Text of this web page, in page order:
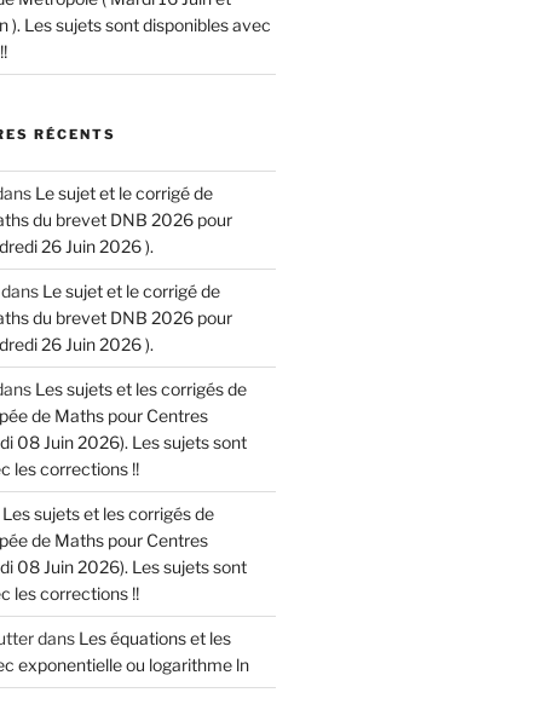
). Les sujets sont disponibles avec
RÉCENTS
Le sujet et le corrigé de
du brevet DNB 2026 pour
26 Juin 2026 ).
Le sujet et le corrigé de
du brevet DNB 2026 pour
26 Juin 2026 ).
Les sujets et les corrigés de
de Maths pour Centres
08 Juin 2026). Les sujets sont
les corrections !!
Les sujets et les corrigés de
de Maths pour Centres
08 Juin 2026). Les sujets sont
les corrections !!
dans Les équations et les
exponentielle ou logarithme ln